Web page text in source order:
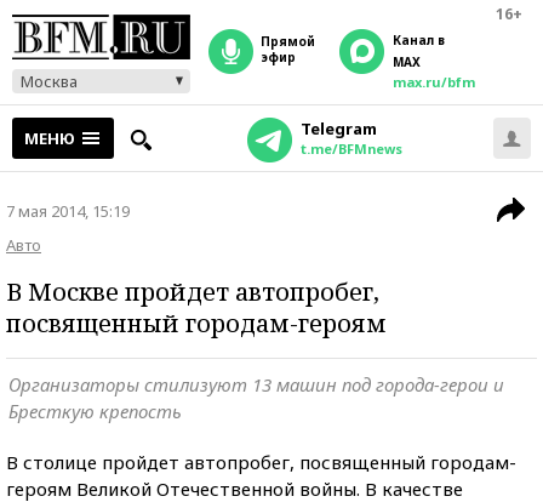
16+
Москва
прямой
эфир
Канал в
MAX
max.ru/bfm
МЕНЮ Telegram
t.me/BFMnews
7 мая 2014, 15:19
Авто
В Москве пройдет автопробег,
посвященный городам-героям
Организаторы стилизуют 13 машин под города-герои и
Бресткую крепость
В столице пройдет автопробег, посвященный городам-
героям Великой Отечественной войны. В качестве